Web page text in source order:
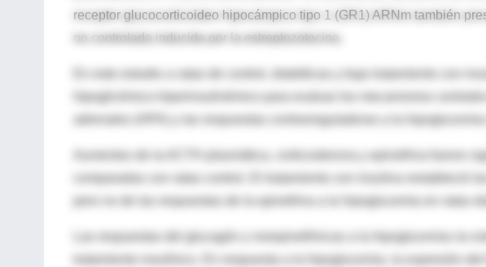
receptor glucocorticoideo hipocámpico tipo 1 (GR1) ARNm también
no controlada inducida por la estreptozotocina.
En este estudio a ratas de control, diabéticas y bajo tratamiento con
hipoglicémico-hiperinsulinémico para evaluar los mecanismos
adrenales (HPA) y las respuestas contrarreguladoras a la
Aumentos de la ACTH plasmática, corticosterona y epinefrina fueron
pero no de las respuestas de la epinefrina a la hipoglucemia en ratas
Las respuestas del glucagón y norepinefrínicas a la hipoglucemia no
tratamiento insulínico. En respuesta a la hipoglucemia, la expresión